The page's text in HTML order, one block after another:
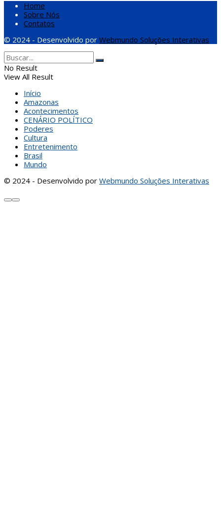
Home
Sobre Nós
Contatos
© 2024 - Desenvolvido por Webmundo Soluções Interativas
No Result
View All Result
Início
Amazonas
Acontecimentos
CENÁRIO POLÍTICO
Poderes
Cultura
Entretenimento
Brasil
Mundo
© 2024 - Desenvolvido por Webmundo Soluções Interativas